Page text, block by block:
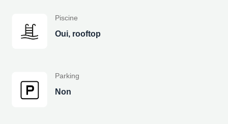
Piscine
Oui, rooftop
Parking
Non